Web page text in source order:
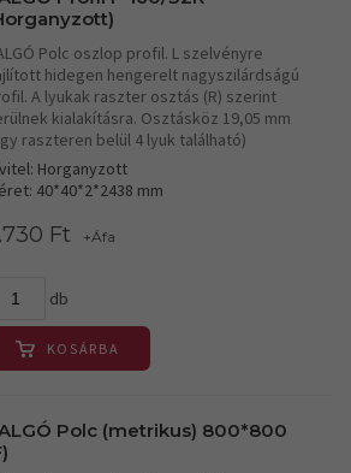
Polc oszlop profil. L szelvényre
hidegen hengerelt nagyszilárdságú
A lyukak raszter osztás (R) szerint
kialakításra. Osztásköz 19,05 mm
raszteren belül 4 lyuk található)
Horganyzott
40*40*2*2438 mm
Ft +Áfa
db
KOSÁRBA
Polc (metrikus) 800*800